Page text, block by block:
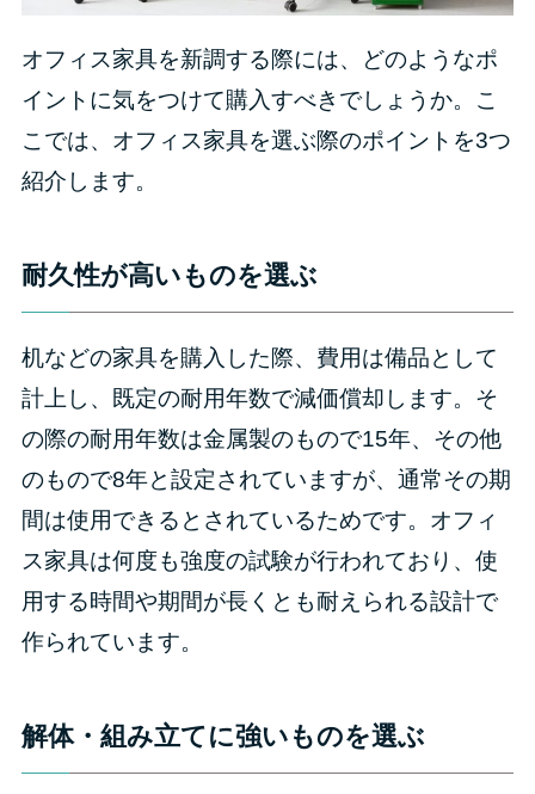
オフィス家具を新調する際には、どのようなポ
イントに気をつけて購入すべきでしょうか。こ
こでは、オフィス家具を選ぶ際のポイントを3つ
紹介します。
耐久性が高いものを選ぶ
机などの家具を購入した際、費用は備品として
計上し、既定の耐用年数で減価償却します。そ
の際の耐用年数は金属製のもので15年、その他
のもので8年と設定されていますが、通常その期
間は使用できるとされているためです。オフィ
ス家具は何度も強度の試験が行われており、使
用する時間や期間が長くとも耐えられる設計で
作られています。
解体・組み立てに強いものを選ぶ